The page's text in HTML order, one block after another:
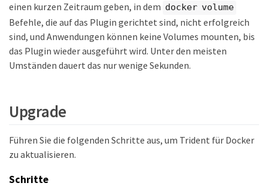
einen kurzen Zeitraum geben, in dem docker volume
Befehle, die auf das Plugin gerichtet sind, nicht erfolgreich
sind, und Anwendungen können keine Volumes mounten, bis
das Plugin wieder ausgeführt wird. Unter den meisten
Umständen dauert das nur wenige Sekunden.
Upgrade
Führen Sie die folgenden Schritte aus, um Trident für Docker
zu aktualisieren.
Schritte